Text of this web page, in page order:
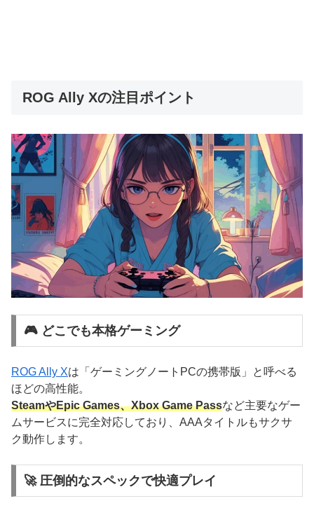
ROG Ally Xの注目ポイント
🎮 どこでも本格ゲーミング
ROG Ally Xは「ゲーミングノートPCの携帯版」と呼べる
ほどの高性能。
SteamやEpic Games、Xbox Game Passなど主要なゲー
ムサービスに完全対応しており、AAAタイトルもサクサ
ク動作します。
🚀 圧倒的なスペックで快適プレイ